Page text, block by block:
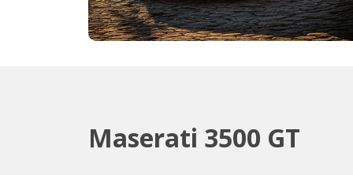
Maserati 3500 GT